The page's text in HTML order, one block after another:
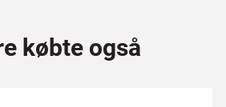
købte også